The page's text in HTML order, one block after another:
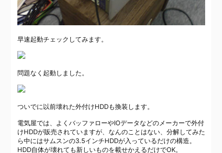
早速起動チェックしてみます。
問題なく起動しました。
ついでに以前壊れた外付けHDDも換装します。
電気屋では、よくバッファローやIOデータなどのメーカーで外付
けHDDが販売されていますが、なんのことはない、分解してみた
ら中にはサムスンの3.5インチHDDが入っているだけの構造。
HDD自体が壊れても新しいものを載せかえるだけでOK。